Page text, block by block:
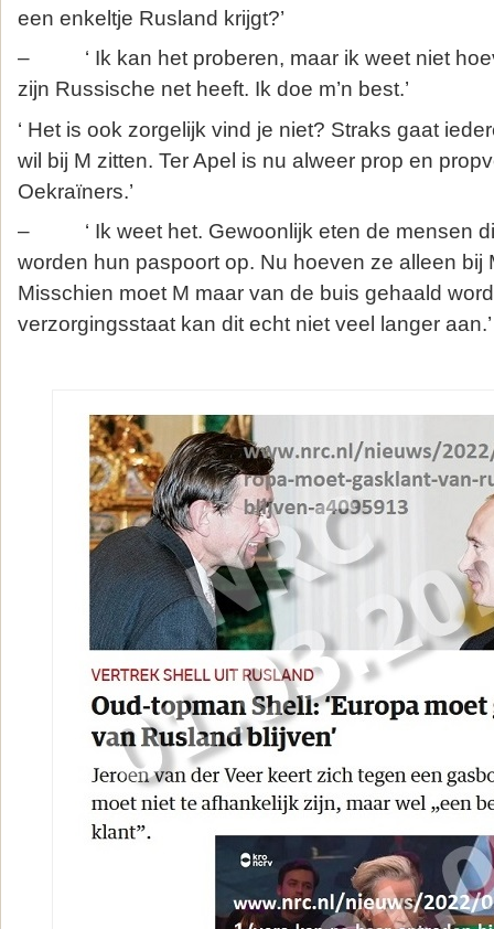
een enkeltje Rusland krijgt?’
– ‘ Ik kan het proberen, maar ik weet niet
zijn Russische net heeft. Ik doe m’n best.’
‘ Het is ook zorgelijk vind je niet? Straks gaat
wil bij M zitten. Ter Apel is nu alweer prop en
Oekraïners.’
– ‘ Ik weet het. Gewoonlijk eten de mensen
worden hun paspoort op. Nu hoeven ze alleen bij
Misschien moet M maar van de buis gehaald
verzorgingsstaat kan dit echt niet veel langer aan.’